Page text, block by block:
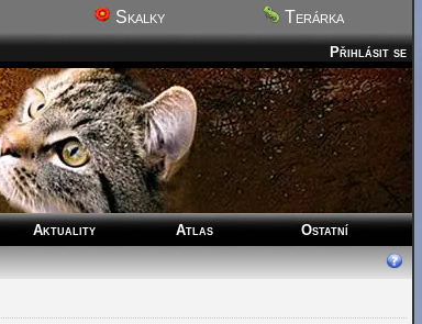
Skalky Terárka
Přihlásit se
Aktuality Atlas
Ostatní